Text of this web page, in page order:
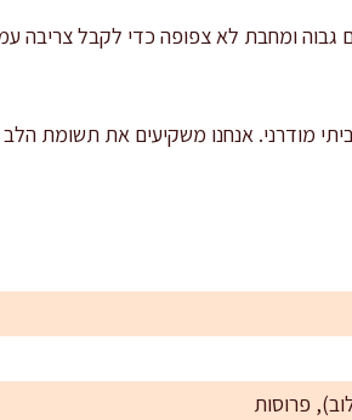
גבוה ומחבת לא צפופה כדי לקבל צריבה
ביתי מודרני. אנחנו משקיעים את תשומת